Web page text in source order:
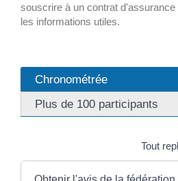
souscrire à un contrat
les informations utiles.
Chronométrée
Plus de 100 participants
Tout